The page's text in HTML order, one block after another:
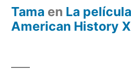
Tama en La
American History